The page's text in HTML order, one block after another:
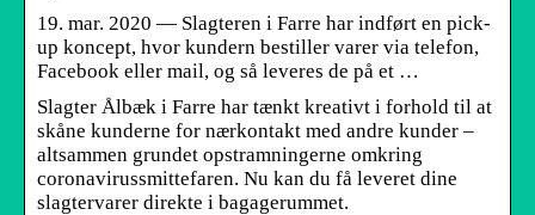
19. mar. 2020 — Slagteren i Farre har indført en pick-
up koncept, hvor kundern bestiller varer via telefon,
Facebook eller mail, og så leveres de på et …
Slagter Ålbæk i Farre har tænkt kreativt i forhold til at
skåne kunderne for nærkontakt med andre kunder –
altsammen grundet opstramningerne omkring
coronavirussmittefaren. Nu kan du få leveret dine
slagtervarer direkte i bagagerummet.